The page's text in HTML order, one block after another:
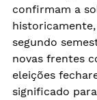
confirmam a
segundo
novas frentes
eleições
significado